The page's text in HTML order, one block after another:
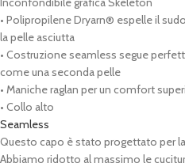
• Polipropilene Dryarn® espelle il
la pelle asciutta
• Costruzione seamless segue
come una seconda pelle
• Maniche raglan per un comfort
• Collo alto
Seamless
Questo capo è stato progettato per
Abbiamo ridotto al massimo le